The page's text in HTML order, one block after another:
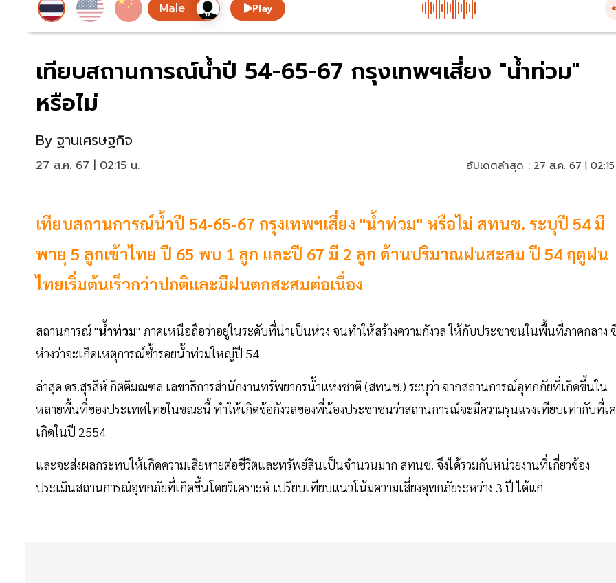
Play
เทียบสถานการณ์น้ำปี 54-65-67 กรุงเทพฯเสี่ยง "น้ำท่วม"
หรือไม่
By ฐานเศรษฐกิจ
27 ส.ค. 67 | 02:15 น. อัปเดตล่าสุด : 27 ส.ค. 67 |
เทียบสถานการณ์น้ำปี 54-65-67 กรุงเทพฯเสี่ยง "น้ำท่วม" หรือไม่ สทนช. ระบุปี 54 มี
พายุ 5 ลูกเข้าไทย ปี 65 พบ 1 ลูก และปี 67 มี 2 ลูก ด้านปริมาณฝนสะสม ปี 54 ฤดูฝน
ไทยเริ่มต้นเร็วกว่าปกติและมีฝนตกสะสมต่อเนื่อง
สถานการณ์ "น้ำท่วม" ภาคเหนือถือว่าอยู่ในระดับที่น่าเป็นห่วง จนทำให้สร้างความกังวล ให้กับประชาชนในพื้นที่ภาคกลาง
ห่วงว่าจะเกิดเหตุการณ์ซ้ำรอยน้ำท่วมใหญ่ปี 54
ล่าสุด ดร.สุรสีห์ กิตติมณฑล เลขาธิการสำนักงานทรัพยากรน้ำแห่งชาติ (สทนช.) ระบุว่า จากสถานการณ์อุทกภัยที่เกิดขึ้นใน
หลายพื้นที่ของประเทศไทยในขณะนี้ ทำให้เกิดข้อกังวลของพี่น้องประชาชนว่าสถานการณ์จะมีความรุนแรงเทียบเท่ากับที่เ
เกิดในปี 2554
และจะส่งผลกระทบให้เกิดความเสียหายต่อชีวิตและทรัพย์สินเป็นจำนวนมาก สทนช. จึงได้รวมกับหน่วยงานที่เกี่ยวข้อง
ประเมินสถานการณ์อุทกภัยที่เกิดขึ้นโดยวิเคราะห์ เปรียบเทียบแนวโน้มความเสี่ยงอุทกภัยระหว่าง 3 ปี ได้แก่